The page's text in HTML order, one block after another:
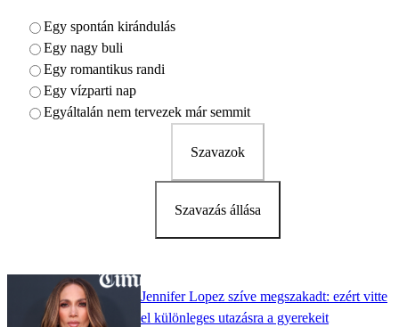
Egy spontán kirándulás
Egy nagy buli
Egy romantikus randi
Egy vízparti nap
Egyáltalán nem tervezek már semmit
Szavazok
Szavazás állása
Jennifer Lopez szíve megszakadt: ezért vitte
el különleges utazásra a gyerekeit